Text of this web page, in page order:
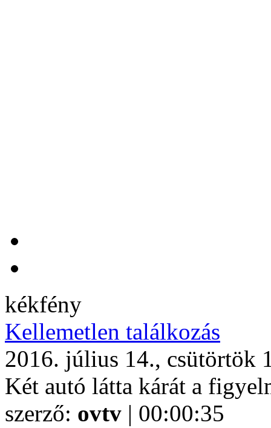
kékfény
Kellemetlen találkozás
2016. július 14., csütörtök
Két autó látta kárát a
szerző: ovtv | 00:00:35